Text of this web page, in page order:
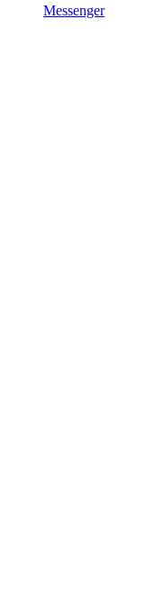
Messenger